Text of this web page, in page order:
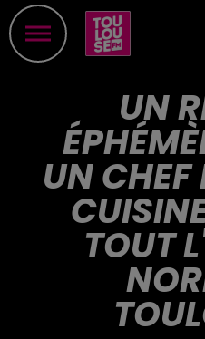
UN
UN CHEF
TOUT